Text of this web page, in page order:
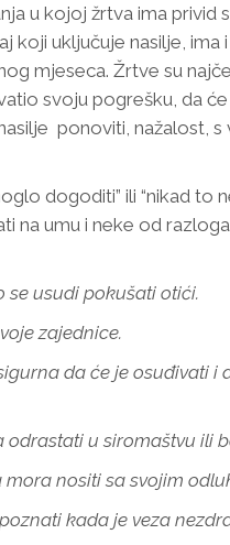
u kojoj žrtva ima privid
koji uključuje nasilje, ima
mjeseca. Žrtve su
svoju pogrešku, da
ponoviti, nažalost, s
dogoditi” ili “nikad to
na umu i neke od
se usudi pokušati otići.
zajednice.
da će je osuđivati i
u siromaštvu ili
nositi sa svojim
kada je veza